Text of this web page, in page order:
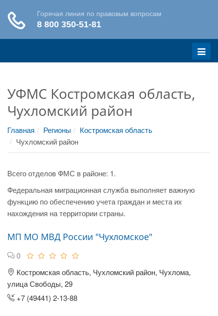
Меню
УФМС Костромская область,
Чухломский район
Главная Регионы
Костромская область
Чухломский район
Всего отделов ФМС в районе: 1.
Федеральная миграционная служба выполняет важную
функцию по обеспечению учета граждан и места их
нахождения на территории страны.
МП МО МВД России "Чухломское"
0
Костромская область, Чухломский район, Чухлома,
улица Свободы, 29
+7 (49441) 2-13-88